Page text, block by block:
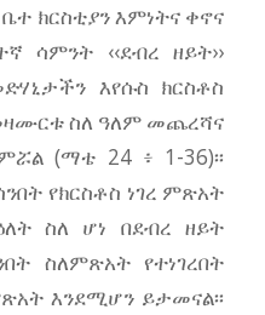
ክርስቲያን እምነትና ቀኖና
‹‹ደብረ ዘይት››
እየሱስ ክርስቶስ
ስለ ዓለም መጨረሻና
(ማቴ 24 ፥ 1-36)፡፡
የክርስቶስ ነገረ ምጽአት
ስለ ሆነ በደብረ ዘይት
ስለምጽአት የተነገረበት
እንደሚሆን ይታመናል፡፡